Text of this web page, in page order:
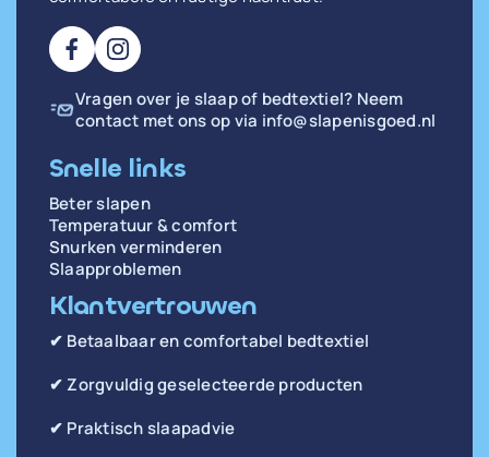
Vragen over je slaap of bedtextiel? Neem
contact met ons op via info@slapenisgoed.nl
Snelle links
Beter slapen
Temperatuur & comfort
Snurken verminderen
Slaapproblemen
Klantvertrouwen
✔ Betaalbaar en comfortabel bedtextiel
✔ Zorgvuldig geselecteerde producten
✔ Praktisch slaapadvie